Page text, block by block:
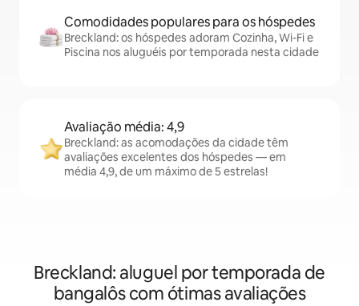
Comodidades populares para os hóspedes
Breckland: os hóspedes adoram Cozinha, Wi-Fi e
Piscina nos aluguéis por temporada nesta cidade
Avaliação média: 4,9
Breckland: as acomodações da cidade têm
avaliações excelentes dos hóspedes — em
média 4,9, de um máximo de 5 estrelas!
Breckland: aluguel por temporada de
bangalôs com ótimas avaliações